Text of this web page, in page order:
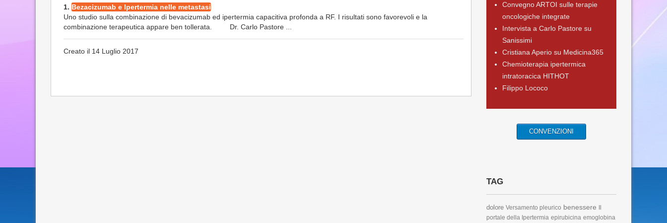
1. Bezacizumab e Ipertermia nelle metastasi
Uno studio sulla combinazione di bevacizumab ed ipertermia capacitiva profonda a RF. I risultati sono favorevoli e la
combinazione terapeutica appare ben tollerata. Dr. Carlo Pastore ...
Creato il 14 Luglio 2017
Convegno ARTOI sulle terapie
oncologiche integrate
Intervista a Carlo Pastore su
Sanissimi
Cristiana Aperio su Medicina365
Chemioterapia ipertermica
intratoracica HITHOT
Filippo Lococo
CONVENZIONI
TAG
dolore Versamento pleurico benessere
portale della Ipertermia epirubicina emoglobina